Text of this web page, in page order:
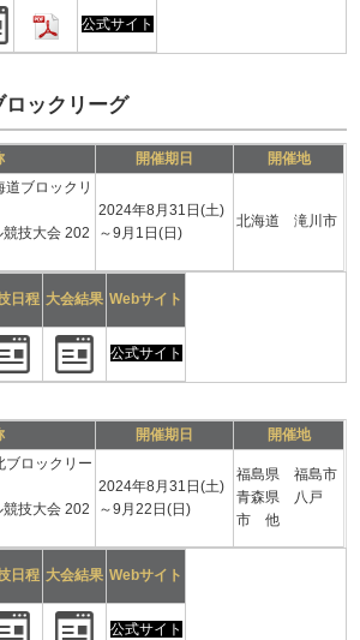
公式サイト
ロックリーグ
開催期日 開催地
ブロックリ
技大会 202
2024年8月31日(土)
～9月1日(日)
北海道 滝川市
日程 大会結果 Webサイト
公式サイト
開催期日 開催地
ブロックリー
技大会 202
2024年8月31日(土)
～9月22日(日)
福島県 福島市
青森県 八戸
市 他
日程 大会結果 Webサイト
公式サイト